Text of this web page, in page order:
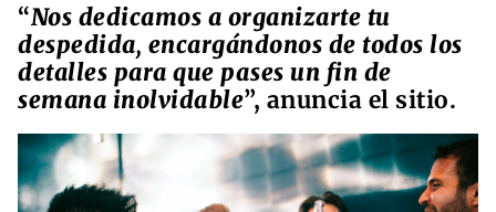
“Nos dedicamos a organizarte tu
despedida, encargándonos de todos los
detalles para que pases un fin de
semana inolvidable”, anuncia el sitio.